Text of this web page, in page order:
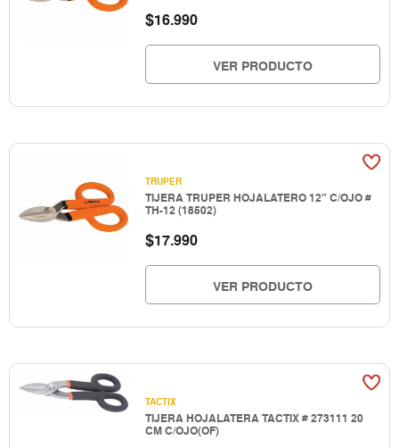
$16.990
VER PRODUCTO
TRUPER
TIJERA TRUPER HOJALATERO 12" C/OJO #
TH-12 (18502)
$17.990
VER PRODUCTO
TACTIX
TIJERA HOJALATERA TACTIX # 273111 20
CM C/OJO(OF)